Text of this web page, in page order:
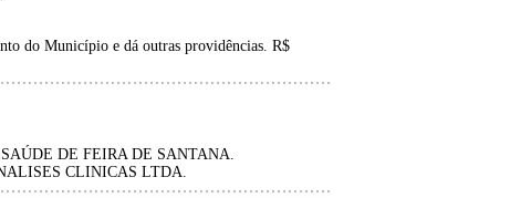
do Município e dá outras providências. R$
DE FEIRA DE SANTANA.
CLINICAS LTDA.